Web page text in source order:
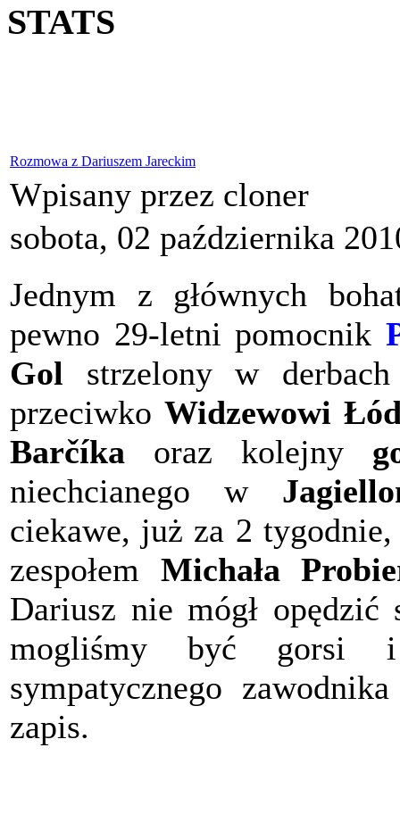
STATS
Rozmowa z Dariuszem Jareckim
Wpisany przez cloner
sobota, 02 października
Jednym z głównych
pewno 29-letni pomocnik
Gol strzelony w
przeciwko Widzewowi
Barčíka oraz kolejny
niechcianego w
ciekawe, już za 2
zespołem Michała
Dariusz nie mógł
mogliśmy być gorsi i
sympatycznego
zapis.